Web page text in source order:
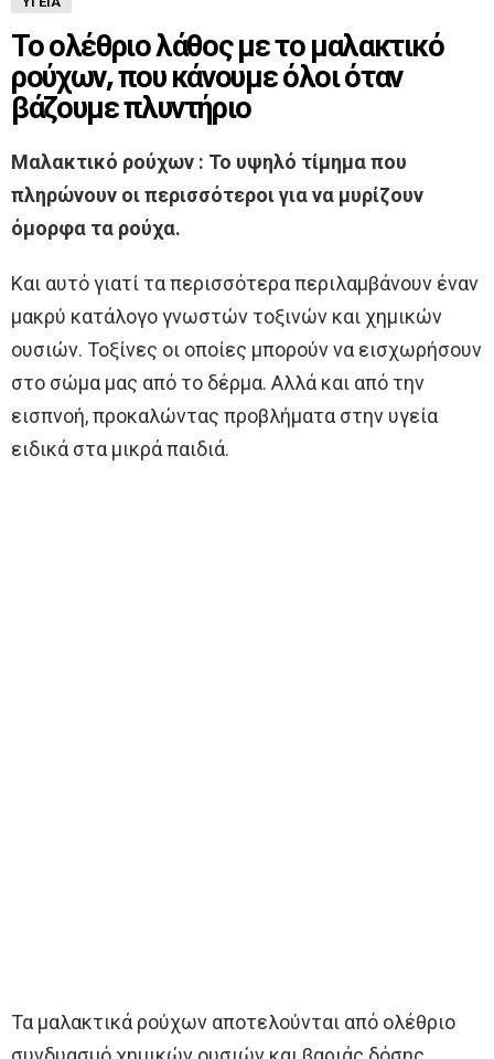
Το ολέθριο λάθος με το μαλακτικό
ρούχων, που κάνουμε όλοι όταν
βάζουμε πλυντήριο
Μαλακτικό ρούχων : Το υψηλό τίμημα που
πληρώνουν οι περισσότεροι για να μυρίζουν
όμορφα τα ρούχα.
Και αυτό γιατί τα περισσότερα περιλαμβάνουν έναν
μακρύ κατάλογο γνωστών τοξινών και χημικών
ουσιών. Τοξίνες οι οποίες μπορούν να εισχωρήσουν
στο σώμα μας από το δέρμα. Αλλά και από την
εισπνοή, προκαλώντας προβλήματα στην υγεία
ειδικά στα μικρά παιδιά.
Τα μαλακτικά ρούχων αποτελούνται από ολέθριο